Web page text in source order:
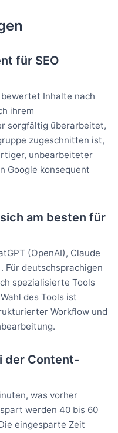
für SEO
Inhalte nach
ihrem
sorgfältig überarbeitet,
zugeschnitten ist,
unbearbeiteter
Google konsequent
am besten für
(OpenAI), Claude
Für deutschsprachigen
spezialisierte Tools
des Tools ist
Workflow und
der Content-
was vorher
werden 40 bis 60
eingesparte Zeit